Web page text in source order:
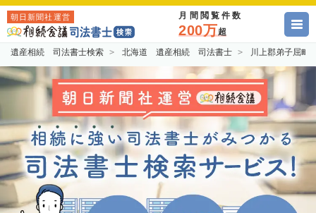
朝日新聞社運営 月間閲覧件数
200万超
遺産相続 司法書士検索 北海道 遺産相続 司法書士 川上郡弟子屈